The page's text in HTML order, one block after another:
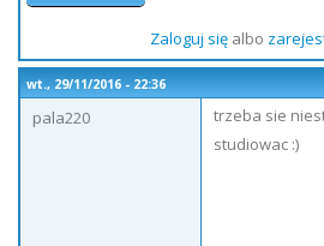
Zaloguj sięalbo
wt., 29/11/2016 - 22:36
pala220
trzeba sie
studiowac :)